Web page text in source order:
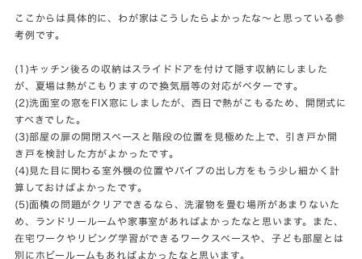
ここからは具体的に、わが家はこうしたらよかったな〜と思っている参
考例です。
(1)キッチン後ろの収納はスライドドアを付けて隠す収納にしました
が、夏場は熱がこもりますので換気扇等の対応がベターです。
(2)洗面室の窓をFIX窓にしましたが、西日で熱がこもるため、開閉式に
すべきでした。
(3)部屋の扉の開閉スペースと階段の位置を見極めた上で、引き戸か開
き戸を検討した方がよかったです。
(4)見た目に関わる室外機の位置やパイプの出し方をもう少し細かく計
算しておけばよかったです。
(5)面積の問題がクリアできるなら、洗濯物を畳む場所があまりないた
め、ランドリールームや家事室があればよかったなと思います。また、
在宅ワークやリビング学習ができるワークスペースや、子ども部屋とは
別にホビールームもあればよかったなと思います。